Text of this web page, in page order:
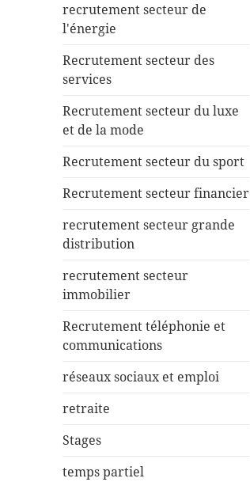
recrutement secteur de
l'énergie
Recrutement secteur des
services
Recrutement secteur du luxe
et de la mode
Recrutement secteur du sport
Recrutement secteur financier
recrutement secteur grande
distribution
recrutement secteur
immobilier
Recrutement téléphonie et
communications
réseaux sociaux et emploi
retraite
Stages
temps partiel